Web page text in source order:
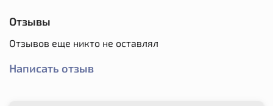
Отзывы
Отзывов еще никто не оставлял
Написать отзыв